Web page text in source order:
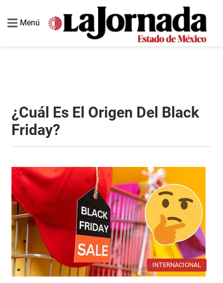
Menú
¿Cuál Es El Origen Del Black
Friday?
INTERNACIONAL